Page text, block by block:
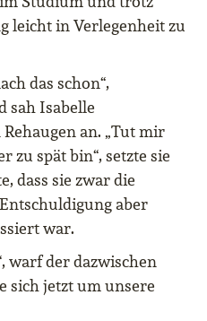
leicht in Verlegenheit zu
das schon“,
sah Isabelle
an. „Tut mir
zu spät bin“, setzte sie
dass sie zwar die
aber
war.
warf der dazwischen
sich jetzt um unsere